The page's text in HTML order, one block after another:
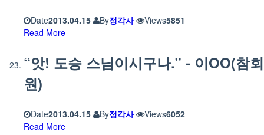
Date2013.04.15 By정각사 Views5851
Read More
“앗! 도승 스님이시구나.” - 이OO(참회
원)
Date2013.04.15 By정각사 Views6052
Read More